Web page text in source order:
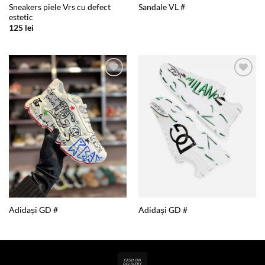
Sneakers piele Vrs cu defect
estetic
125 lei
Sandale VL #
Add to
wishlist
Adidași GD # Adidași GD #